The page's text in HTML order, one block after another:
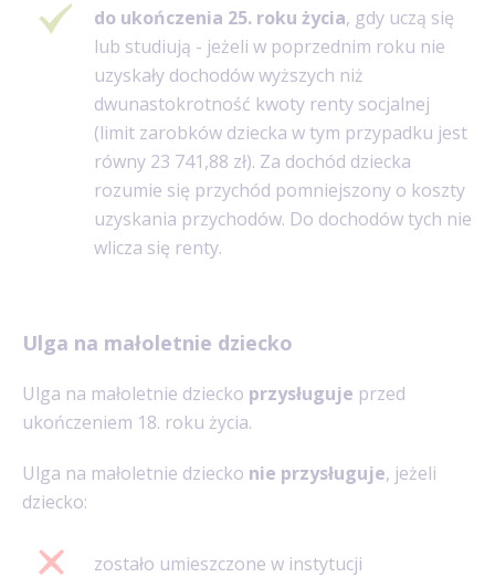
do ukończenia 25. roku życia, gdy uczą się
lub studiują - jeżeli w poprzednim roku nie
uzyskały dochodów wyższych niż
dwunastokrotność kwoty renty socjalnej
(limit zarobków dziecka w tym przypadku jest
równy 23 741,88 zł). Za dochód dziecka
rozumie się przychód pomniejszony o koszty
uzyskania przychodów. Do dochodów tych nie
wlicza się renty.
Ulga na małoletnie dziecko
Ulga na małoletnie dziecko przysługuje przed
ukończeniem 18. roku życia.
Ulga na małoletnie dziecko nie przysługuje, jeżeli
dziecko:
zostało umieszczone w instytucji